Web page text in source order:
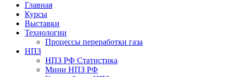
Главная
Курсы
Выставки
Технологии
Процессы переработки газа
НПЗ
НПЗ РФ Статистика
Мини НПЗ РФ